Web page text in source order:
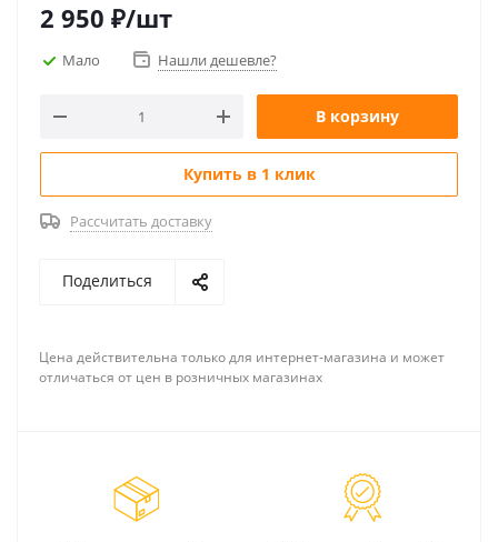
2 950 ₽/шт
Мало Нашли дешевле?
В корзину
Купить в 1 клик
Рассчитать доставку
Поделиться
Цена действительна только для интернет-магазина и может
отличаться от цен в розничных магазинах